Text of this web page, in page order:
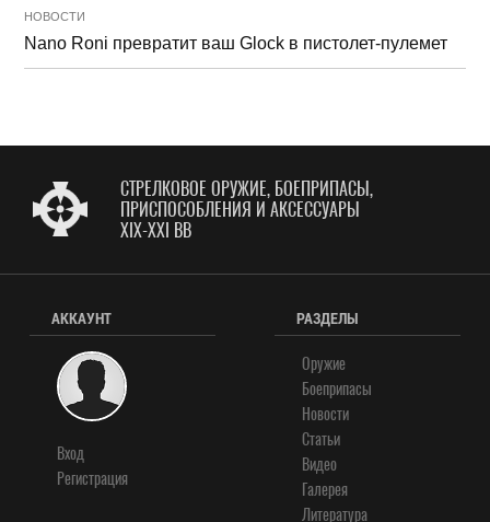
НОВОСТИ
Nano Roni превратит ваш Glock в пистолет-пулемет
СТРЕЛКОВОЕ ОРУЖИЕ, БОЕПРИПАСЫ,
ПРИСПОСОБЛЕНИЯ И АКСЕССУАРЫ
XIX-XXI ВВ
АККАУНТ
Вход
Регистрация
РАЗДЕЛЫ
Оружие
Боеприпасы
Новости
Статьи
Видео
Галерея
Литература